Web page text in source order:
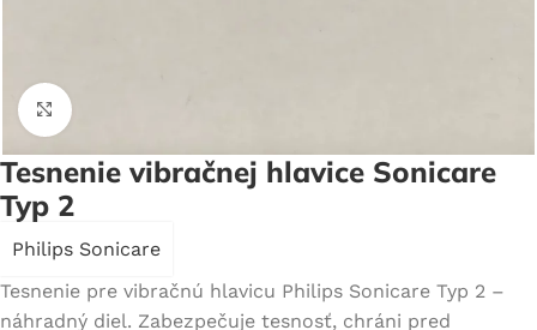
Click to enlarge
Tesnenie vibračnej hlavice Sonicare
Typ 2
Philips Sonicare
Tesnenie pre vibračnú hlavicu Philips Sonicare Typ 2 –
náhradný diel. Zabezpečuje tesnosť, chráni pred